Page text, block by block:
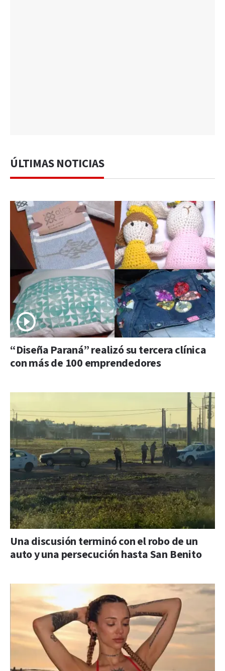
ÚLTIMAS NOTICIAS
“Diseña Paraná” realizó su tercera clínica
con más de 100 emprendedores
Una discusión terminó con el robo de un
auto y una persecución hasta San Benito